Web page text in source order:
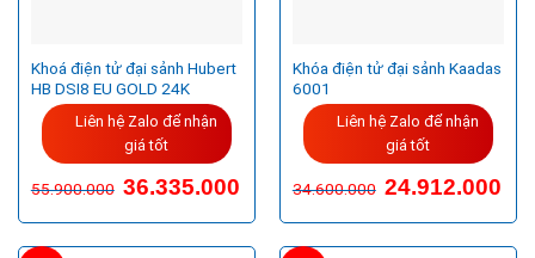
Khoá điện tử đại sảnh Hubert
HB DSI8 EU GOLD 24K
Liên hệ Zalo để nhận
giá tốt
55.900.000 Giá
gốc
55.900.000VND.
36.335.000Giá
hiện
là:
36.335.000VND.
Khóa điện tử đại sảnh Kaadas
6001
Liên hệ Zalo để nhận
giá tốt
34.600.000 24.912.000